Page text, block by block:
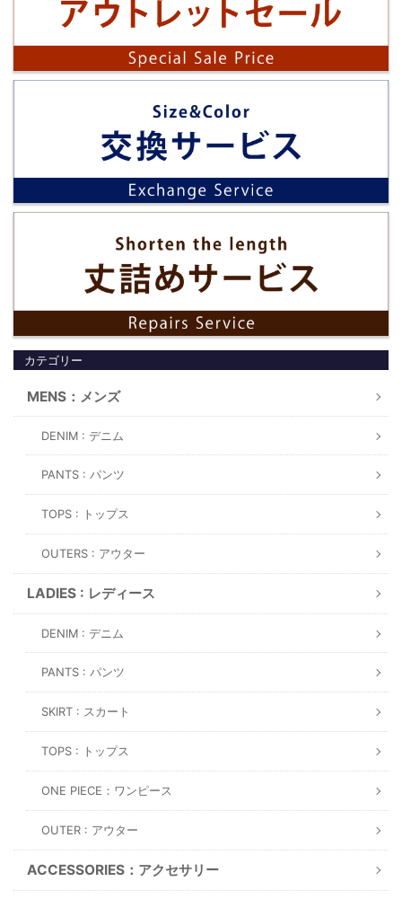
カテゴリー
MENS：メンズ
DENIM : デニム
PANTS : パンツ
TOPS : トップス
OUTERS : アウター
LADIES : レディース
DENIM : デニム
PANTS : パンツ
SKIRT : スカート
TOPS : トップス
ONE PIECE：ワンピース
OUTER : アウター
ACCESSORIES：アクセサリー